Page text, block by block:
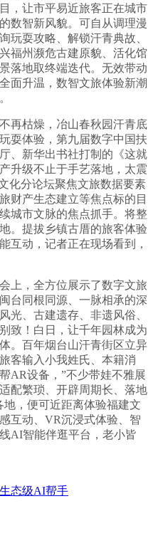
，让市平易近旅客正在城市
数智新风貌。可自从调理漫
玩耍攻略、解锁汗青典故、
福州濒危古建原貌、活化馆
落地取终端迭代。无效带动
面升温，数智文旅体验新潮
枯燥，冶山春秋园汗青底
耍体验，第九届数字中国扶
、新华出书社打制的《这就
升级不止于手艺落地，太震
化分论坛聚焦文旅数据要素
财产生态建立等焦点标的目
城市文脉的焦点抓手。将整
。提拔乡镇古厝的旅客体验
互动，记者正在现场看到，
，全方位展示了数字文旅
台同根同源、一脉相承的深
光、古建遗存、非遗风俗、
致！白日，让千年园林成为
。百年烟台山汗青街区立异
客输入小我姓氏、本籍消
AR设备，”不少带娃不雅展
配繁琐、开辟周期长、落地
地，便可近距离体验福建文
互动、VR沉浸式体验、智
AI智能伴逛平台，老小皆
态级AI帮手